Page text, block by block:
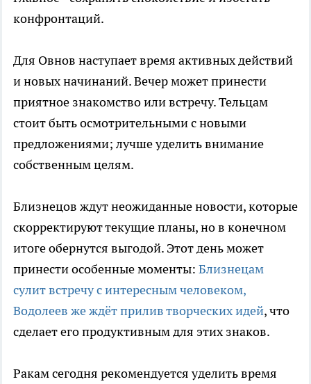
конфронтаций.
Для Овнов наступает время активных действий
и новых начинаний. Вечер может принести
приятное знакомство или встречу. Тельцам
стоит быть осмотрительными с новыми
предложениями; лучше уделить внимание
собственным целям.
Близнецов ждут неожиданные новости, которые
скорректируют текущие планы, но в конечном
итоге обернутся выгодой. Этот день может
принести особенные моменты: Близнецам
сулит встречу с интересным человеком,
Водолеев же ждёт прилив творческих идей, что
сделает его продуктивным для этих знаков.
Ракам сегодня рекомендуется уделить время